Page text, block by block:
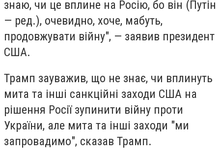
знаю, чи це вплине на Росію, бо він (Путін
— ред.), очевидно, хоче, мабуть,
продовжувати війну", — заявив президент
США.
Трамп зауважив, що не знає, чи вплинуть
мита та інші санкційні заходи США на
рішення Росії зупинити війну проти
України, але мита та інші заходи "ми
запровадимо", сказав Трамп.